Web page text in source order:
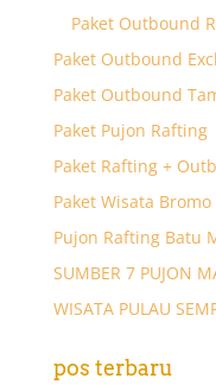
Paket Outbound
Paket Outbound
Paket Outbound
Paket Pujon Rafting
Paket Rafting +
Paket Wisata
Pujon Rafting Batu
SUMBER 7 PUJON
WISATA PULAU
pos terbaru